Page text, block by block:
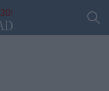
30